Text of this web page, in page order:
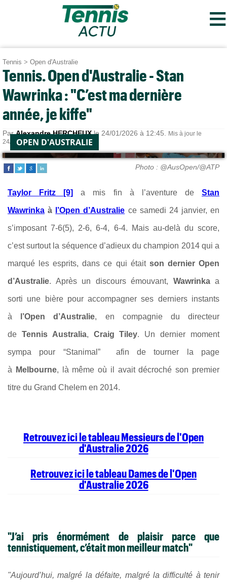
≡
Tennis > Open d'Australie
Tennis. Open d'Australie - Stan
Wawrinka : "C’est ma dernière
année, je kiffe"
ParAlexandre HERCHEUXle 24/01/2026 à 12:45.
Mis à jour le
24/01/2026 à 18:34.
OPEN D'AUSTRALIE
Photo : @AusOpen/@ATP
Taylor Fritz [9] a mis fin à l’aventure deStan
Wawrinka à l’Open d’Australie ce samedi 24 janvier, en
s’imposant 7-6(5), 2-6, 6-4, 6-4. Mais au-delà du score,
c’est surtout la séquence d’adieux du champion 2014 qui a
marqué les esprits, dans ce qui était son dernier Open
d’Australie. Après un discours émouvant, Wawrinka a
sorti une bière pour accompagner ses derniers instants
à l’Open d’Australie, en compagnie du directeur
de Tennis Australia, Craig Tiley. Un dernier moment
sympa pour “Stanimal” afin de tourner la page
à Melbourne, là même où il avait décroché son premier
titre du Grand Chelem en 2014.
Retrouvez ici le tableau Messieurs de l'Open
d'Australie 2026
Retrouvez ici le tableau Dames de l'Open
d'Australie 2026
"J’ai pris énormément de plaisir parce que
tennistiquement, c’était mon meilleur match"
"Aujourd’hui, malgré la défaite, malgré la difficulté à tenir